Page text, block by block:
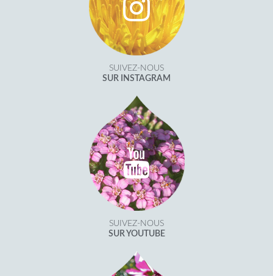
SUIVEZ-NOUS
SUR INSTAGRAM
SUIVEZ-NOUS
SUR YOUTUBE